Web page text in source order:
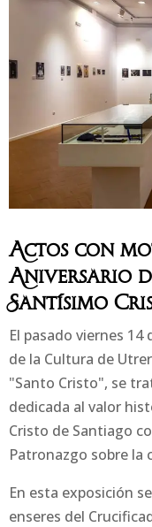
Actos con
Aniversario
Santísimo
El pasado viernes 14
de la Cultura de
"Santo Cristo", se
dedicada al valor
Cristo de Santiago
Patronazgo sobre la
En esta exposición
enseres del